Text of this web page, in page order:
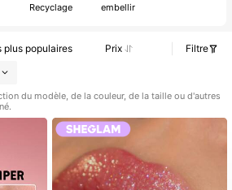
Recyclage embellir
plus populaires Prix
Filtre
du modèle, de la couleur, de la taille ou d'autres